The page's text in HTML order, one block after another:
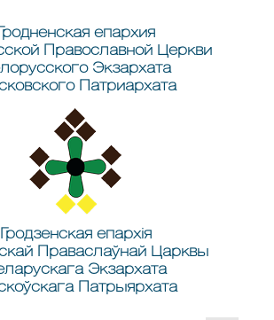
Гродненская епархия
Православной Церкви
Экзархата
Патриархата
Гродзенская епархія
Праваслаўнай Царквы
Экзархата
Патрыярхата